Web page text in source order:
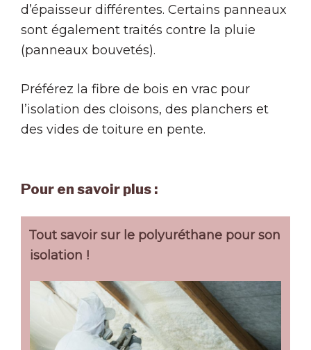
d’épaisseur différentes. Certains panneaux
sont également traités contre la pluie
(panneaux bouvetés).
Préférez la fibre de bois en vrac pour
l’isolation des cloisons, des planchers et
des vides de toiture en pente.
Pour en savoir plus :
Tout savoir sur le polyuréthane pour son
isolation !